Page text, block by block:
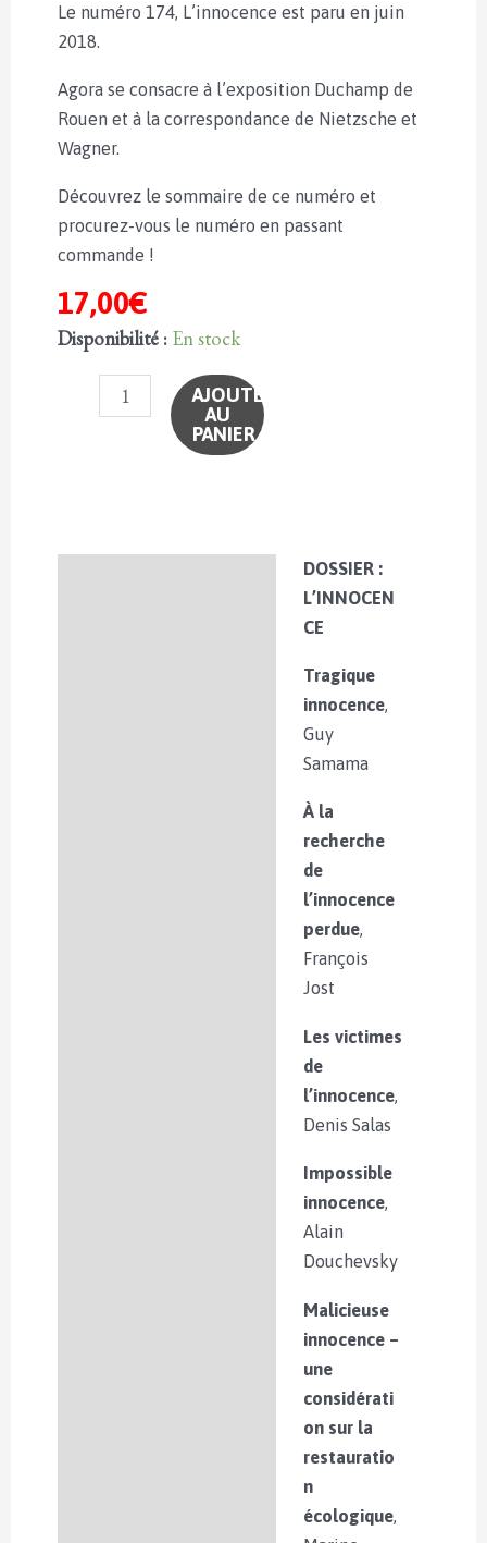
Le numéro 174, L’innocence est paru en juin
2018.
Agora se consacre à l’exposition Duchamp de
Rouen et à la correspondance de Nietzsche et
Wagner.
Découvrez le sommaire de ce numéro et
procurez-vous le numéro en passant
commande !
17,00€
Disponibilité : En stock
quantité
AJOUTER
AU
PANIER
DOSSIER :
L’INNOCEN
CE
Tragique
innocence,
Guy
Samama
À la
recherche
de
l’innocence
perdue,
François
Jost
Les victimes
de
l’innocence,
Denis Salas
Impossible
innocence,
Alain
Douchevsky
Malicieuse
innocence –
une
considérati
on sur la
restauratio
n
écologique,